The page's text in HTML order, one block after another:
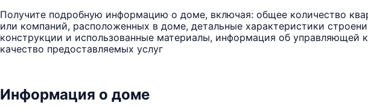
Получите подробную информацию о доме, включая: общее количество
или компаний, расположенных в доме, детальные характеристики
конструкции и использованные материалы, информация об управляющей
качество предоставляемых услуг
Информация о доме